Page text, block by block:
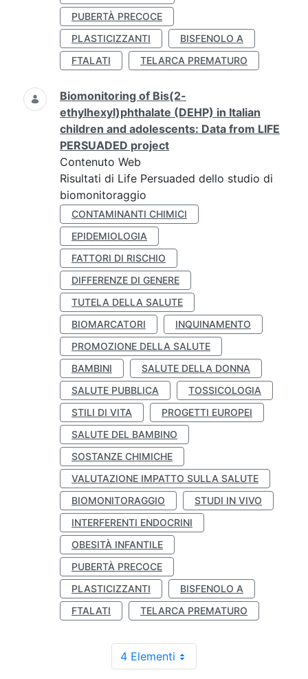
PUBERTÀ PRECOCE
PLASTICIZZANTI
BISFENOLO A
FTALATI
TELARCA PREMATURO
Biomonitoring of Bis(2-
ethylhexyl)phthalate (DEHP) in Italian
children and adolescents: Data from LIFE
PERSUADED project
Contenuto Web
Risultati di Life Persuaded dello studio di
biomonitoraggio
CONTAMINANTI CHIMICI
EPIDEMIOLOGIA
FATTORI DI RISCHIO
DIFFERENZE DI GENERE
TUTELA DELLA SALUTE
BIOMARCATORI
INQUINAMENTO
PROMOZIONE DELLA SALUTE
BAMBINI
SALUTE DELLA DONNA
SALUTE PUBBLICA
TOSSICOLOGIA
STILI DI VITA
PROGETTI EUROPEI
SALUTE DEL BAMBINO
SOSTANZE CHIMICHE
VALUTAZIONE IMPATTO SULLA SALUTE
BIOMONITORAGGIO
STUDI IN VIVO
INTERFERENTI ENDOCRINI
OBESITÀ INFANTILE
PUBERTÀ PRECOCE
PLASTICIZZANTI
BISFENOLO A
FTALATI
TELARCA PREMATURO
4 Elementi